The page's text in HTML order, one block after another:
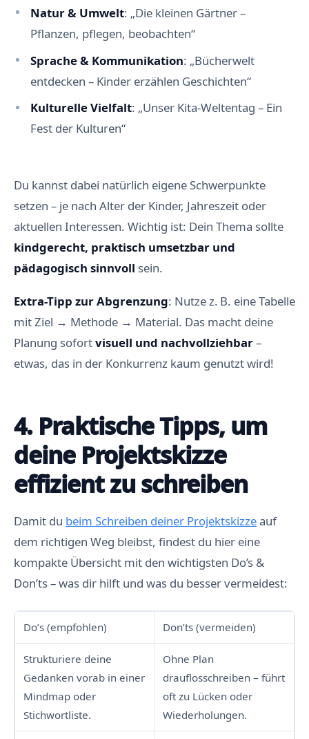
Natur & Umwelt: „Die kleinen Gärtner –
Pflanzen, pflegen, beobachten“
Sprache & Kommunikation: „Bücherwelt
entdecken – Kinder erzählen Geschichten“
Kulturelle Vielfalt: „Unser Kita-Weltentag – Ein
Fest der Kulturen“
Du kannst dabei natürlich eigene Schwerpunkte
setzen – je nach Alter der Kinder, Jahreszeit oder
aktuellen Interessen. Wichtig ist: Dein Thema sollte
kindgerecht, praktisch umsetzbar und
pädagogisch sinnvoll sein.
Extra-Tipp zur Abgrenzung: Nutze z. B. eine Tabelle
mit Ziel → Methode → Material. Das macht deine
Planung sofortvisuell und nachvollziehbar–
etwas, das in der Konkurrenz kaum genutzt wird!
4. Praktische Tipps, um
deine Projektskizze
effizient zu schreiben
Damit du beim Schreiben deiner Projektskizzeauf
dem richtigen Weg bleibst, findest du hier eine
kompakte Übersicht mit den wichtigsten Do’s &
Don’ts – was dir hilft und was du besser vermeidest:
Do’s (empfohlen) Don’ts (vermeiden)
Strukturiere deine
Gedanken vorab in einer
Mindmap oder
Stichwortliste.
Ohne Plan
drauflosschreiben – führt
oft zu Lücken oder
Wiederholungen.